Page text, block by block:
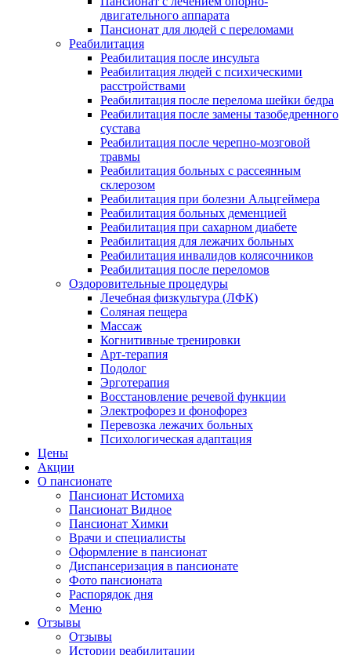
двигательного аппарата
Пансионат для людей с переломами
Реабилитация
Реабилитация после инсульта
Реабилитация людей с психическими
расстройствами
Реабилитация после перелома шейки бедра
Реабилитация после замены тазобедренного
сустава
Реабилитация после черепно-мозговой
травмы
Реабилитация больных с рассеянным
склерозом
Реабилитация при болезни Альцгеймера
Реабилитация больных деменцией
Реабилитация при сахарном диабете
Реабилитация для лежачих больных
Реабилитация инвалидов колясочников
Реабилитация после переломов
Оздоровительные процедуры
Лечебная физкультура (ЛФК)
Соляная пещера
Массаж
Когнитивные тренировки
Арт-терапия
Подолог
Эрготерапия
Восстановление речевой функции
Электрофорез и фонофорез
Перевозка лежачих больных
Психологическая адаптация
Цены
Акции
О пансионате
Пансионат Истомиха
Пансионат Видное
Пансионат Химки
Врачи и специалисты
Оформление в пансионат
Диспансеризация в пансионате
Фото пансионата
Распорядок дня
Меню
Отзывы
Отзывы
Истории реабилитации